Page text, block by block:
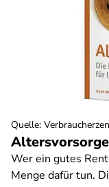
Altersvorsorge
Wer ein gutes
Menge dafür tun.
Quelle: